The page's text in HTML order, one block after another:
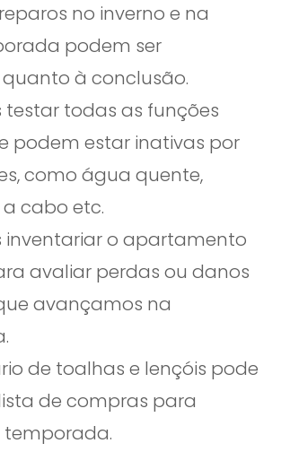
no inverno e na
podem ser
à conclusão.
testar todas as funções
podem estar inativas por
como água quente,
a cabo etc.
inventariar o apartamento
avaliar perdas ou danos
avançamos na
de toalhas e lençóis pode
de compras para